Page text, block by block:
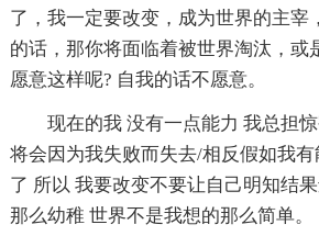
了，我一定要改变，成为世界的主宰
的话，那你将面临着被世界淘汰，或
愿意这样呢? 自我的话不愿意。
现在的我 没有一点能力 我总担
将会因为我失败而失去/相反假如我
了 所以 我要改变不要让自己明知结
那么幼稚 世界不是我想的那么简单。